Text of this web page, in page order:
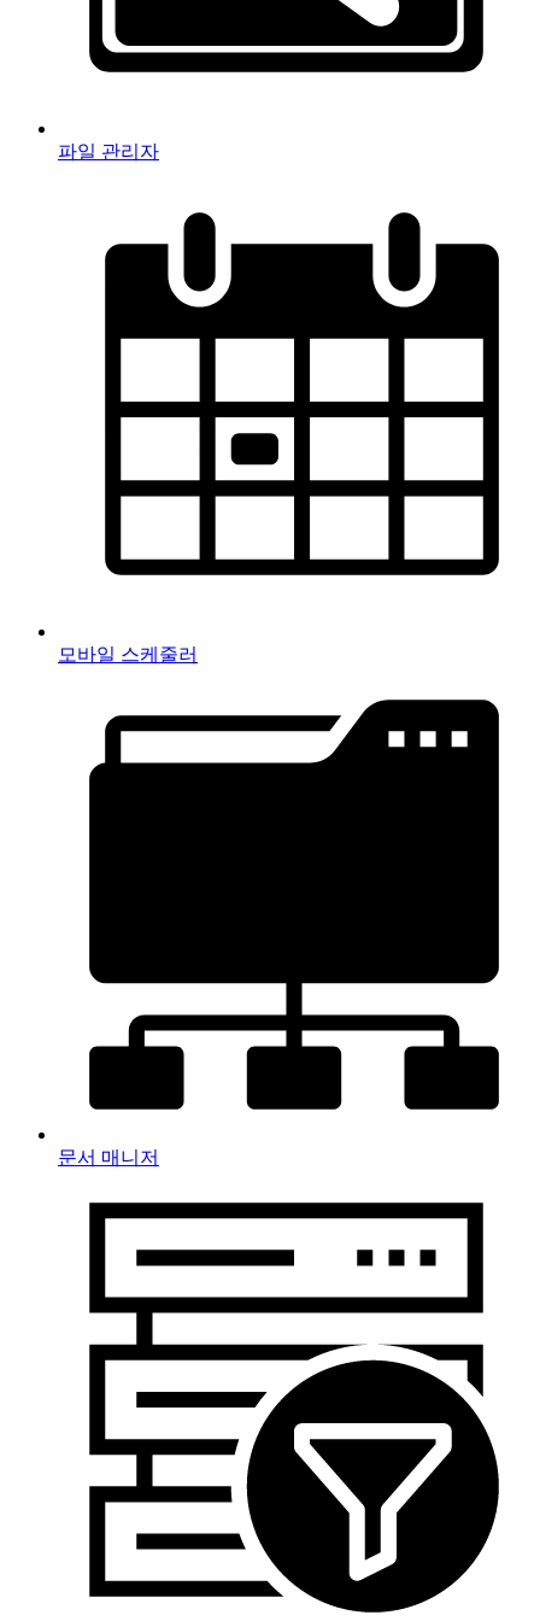
파일 관리자
모바일 스케줄러
문서 매니저